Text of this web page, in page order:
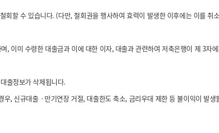
할 수 있습니다. (다만, 철회권을 행사하여 효력이 발생한 이후에는 이를 취
, 이미 수령한 대출금과 이에 대한 이자, 대출과 관련하여 저축은행이 제 3자
출정보가 삭제됩니다.
, 신규대출ㆍ만기연장 거절, 대출한도 축소, 금리우대 제한 등 불이익이 발생